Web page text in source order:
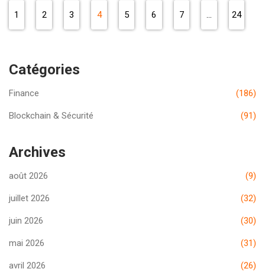
1 2 3 4 5 6 7 24
Catégories
Finance (186)
Blockchain & Sécurité (91)
Archives
août 2026 (9)
juillet 2026 (32)
juin 2026 (30)
mai 2026 (31)
avril 2026 (26)